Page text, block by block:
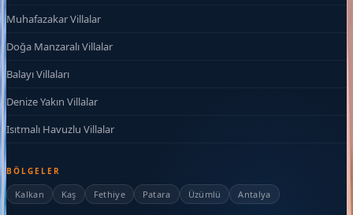
Muhafazakar Villalar
Doğa Manzaralı Villalar
Balayı Villaları
Denize Yakın Villalar
Isıtmalı Havuzlu Villalar
BÖLGELER
Kalkan Kaş Fethiye Patara Üzümlü Antalya